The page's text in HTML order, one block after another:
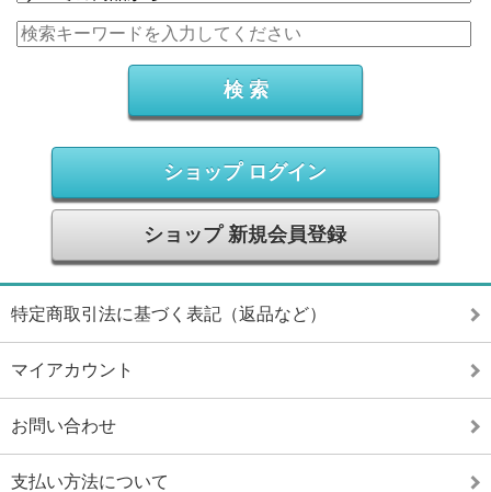
ショップ ログイン
ショップ 新規会員登録
特定商取引法に基づく表記（返品など）
マイアカウント
お問い合わせ
支払い方法について